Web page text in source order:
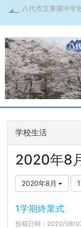
八代市立東陽中学
学校生活
2020年8
2020年8月
1学期終業式
投稿日時 : 2020/08/